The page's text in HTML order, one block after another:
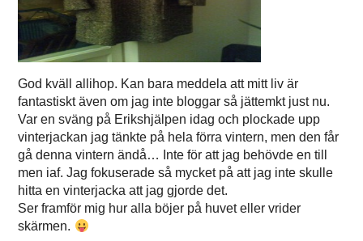
God kväll allihop. Kan bara meddela att mitt liv är
fantastiskt även om jag inte bloggar så jättemkt just nu.
Var en sväng på Erikshjälpen idag och plockade upp
vinterjackan jag tänkte på hela förra vintern, men den får
gå denna vintern ändå… Inte för att jag behövde en till
men iaf. Jag fokuserade så mycket på att jag inte skulle
hitta en vinterjacka att jag gjorde det.
Ser framför mig hur alla böjer på huvet eller vrider
skärmen.